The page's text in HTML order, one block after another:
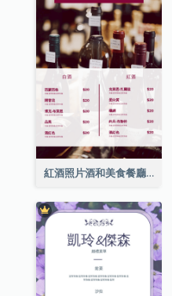
紅酒照片酒和美食餐廳菜單